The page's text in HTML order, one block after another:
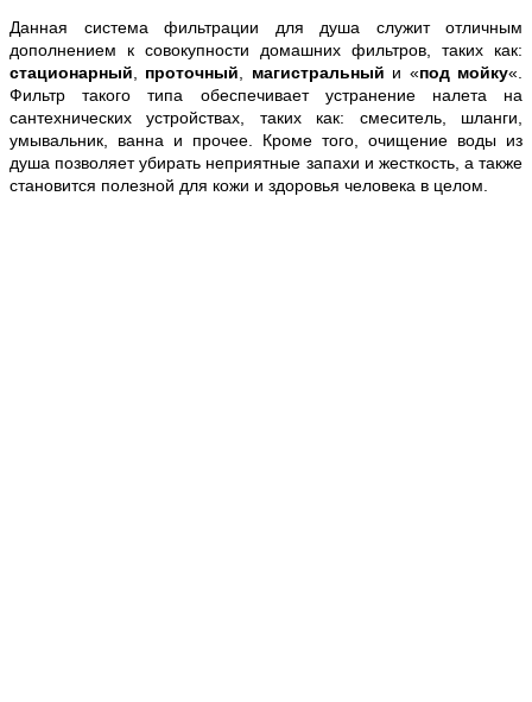
Данная система фильтрации для душа служит отличным
дополнением к совокупности домашних фильтров, таких как:
стационарный
проточный магистральный и «под мойку«.
Фильтр такого типа обеспечивает устранение налета на
сантехнических устройствах, таких как: смеситель, шланги,
умывальник, ванна и прочее. Кроме того, очищение воды из
душа позволяет убирать неприятные запахи и жесткость, а также
становится полезной для кожи и здоровья человека в целом.